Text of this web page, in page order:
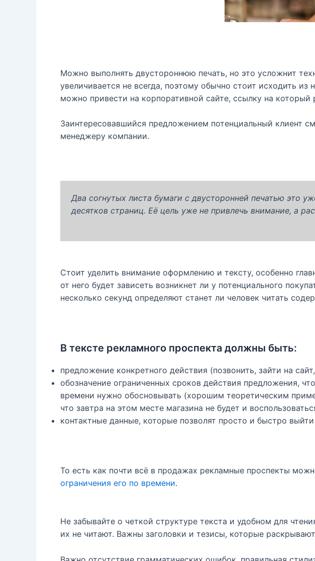
Можно выполнять двустороннюю печать, но это усложнит
увеличивается не всегда, поэтому обычно стоит исходить
можно привести на корпоративной сайте, ссылку на который
Заинтересовавшийся предложением потенциальный клиент
менеджеру компании.
Два согнутых листа бумаги с двусторонней печатью это
десятков страниц. Её цель уже не привлечь внимание, а
Стоит уделить внимание оформлению и тексту, особенно
от него будет зависеть возникнет ли у потенциального
несколько секунд определяют станет ли человек читать
В тексте рекламного проспекта должны быть:
предложение конкретного действия (позвонить, зайти на
обозначение ограниченных сроков действия предложения,
времени нужно обосновывать (хорошим теоретическим
что завтра на этом месте магазина не будет и
контактные данные, которые позволят просто и быстро
То есть как почти всё в продажах рекламные проспекты
ограничения его по времени.
Не забывайте о четкой структуре текста и удобном для
их не читают. Важны заголовки и тезисы, которые